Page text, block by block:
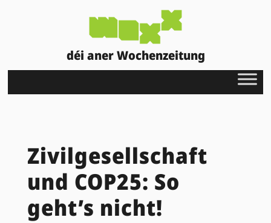
déi aner Wochenzeitung
Zivilgesellschaft
und COP25: So
geht’s nicht!